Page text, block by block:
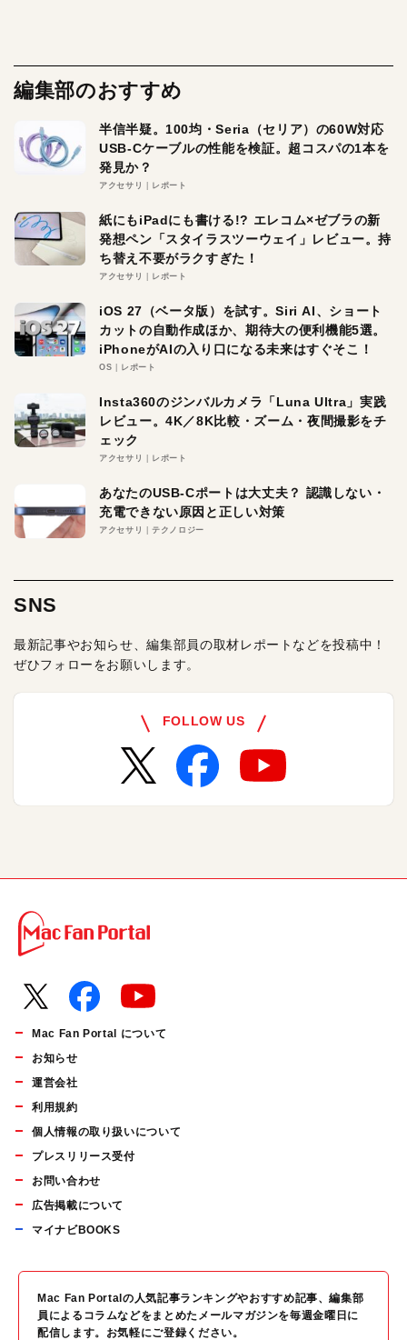
編集部のおすすめ
半信半疑。100均・Seria（セリア）の60W対応
USB-Cケーブルの性能を検証。超コスパの1本を
発見か？
アクセサリ レポート
紙にもiPadにも書ける!? エレコム×ゼブラの新
発想ペン「スタイラスツーウェイ」レビュー。持
ち替え不要がラクすぎた！
アクセサリ レポート
iOS 27（ベータ版）を試す。Siri AI、ショート
カットの自動作成ほか、期待大の便利機能5選。
iPhoneがAIの入り口になる未来はすぐそこ！
OS レポート
Insta360のジンバルカメラ「Luna Ultra」実践
レビュー。4K／8K比較・ズーム・夜間撮影をチ
ェック
アクセサリ レポート
あなたのUSB-Cポートは大丈夫？ 認識しない・
充電できない原因と正しい対策
アクセサリ テクノロジー
SNS
最新記事やお知らせ、編集部員の取材レポートなどを投稿中！
ぜひフォローをお願いします。
FOLLOW US
Mac Fan Portal について
お知らせ
運営会社
利用規約
個人情報の取り扱いについて
プレスリリース受付
お問い合わせ
広告掲載について
マイナビBOOKS
Mac Fan Portalの人気記事ランキングやおすすめ記事、編集部
員によるコラムなどをまとめたメールマガジンを毎週金曜日に
配信します。お気軽にご登録ください。